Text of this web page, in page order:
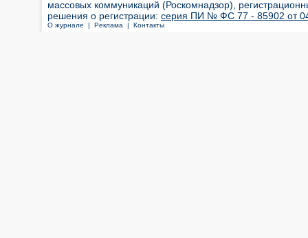
массовых коммуникаций (Роскомнадзор),
решения о регистрации: серия ПИ № ФС 77 - 85902 от 04
О журнале | Реклама | Контакты